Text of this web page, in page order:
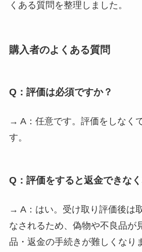
くある質問を整理しました。
購入者のよくある質問
Q：評価は必須ですか？
→ A：任意です。評価をしなく
す。
Q：評価をすると返金できな
→ A：はい。受け取り評価後は
なされるため、偽物や不良品が
品・返金の手続きが難しくなり